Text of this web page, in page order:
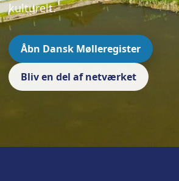
kulturelt.
Åbn Dansk Mølleregister
Bliv en del af netværket